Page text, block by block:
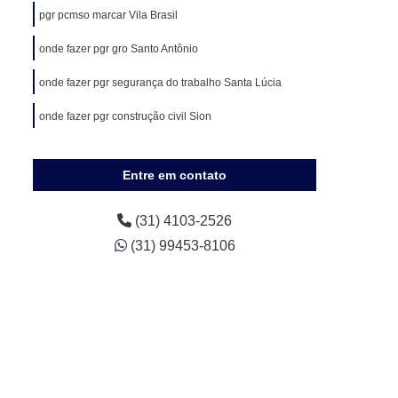
Medicina do Trabalho em Sete Lagoas
Pgr Gro
Segurança
Pgr Segurança do Trabalho
Controle Médico de Saúde Ocupacional
de Saúde Ocupacional
de Saúde Ocupacional
Saúde Ocupacional Pcmso
Ocupacional em Sete Lagoas
pgr pcmso marcar Vila Brasil
onde fazer pgr gro Santo Antônio
onde fazer pgr segurança do trabalho Santa Lúcia
onde fazer pgr construção civil Sion
Entre em contato
(31) 4103-2526
(31) 99453-8106